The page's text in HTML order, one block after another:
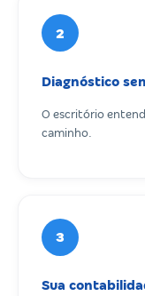
2
Diagnóstico
O escritório
caminho.
3
Sua